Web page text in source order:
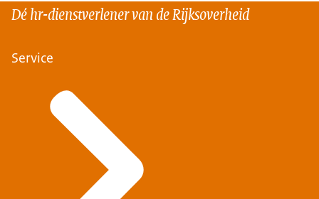
Dé hr-dienstverlener van de Rijksoverheid
Service